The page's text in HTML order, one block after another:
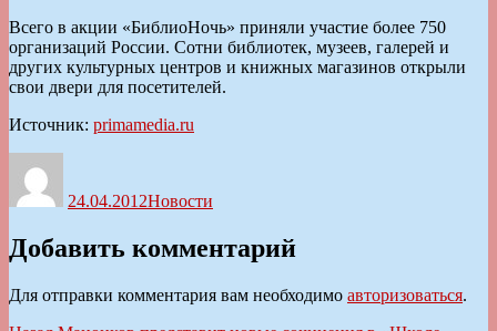
Всего в акции «БиблиоНочь» приняли участие более 750
организаций России. Сотни библиотек, музеев, галерей и
других культурных центров и книжных магазинов открыли
свои двери для посетителей.
Источник: primamedia.ru
24.04.2012Новости
Добавить комментарий
Для отправки комментария вам необходимо авторизоваться.